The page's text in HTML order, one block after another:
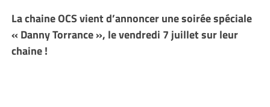
La chaine OCS vient d’annoncer une soirée spéciale
« Danny Torrance », le vendredi 7 juillet sur leur
chaine !